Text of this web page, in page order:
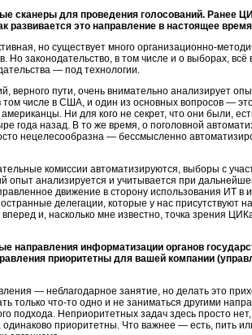
сканеры для проведения голосований. Ранее
развивается это направление в настоящее
но существует много организационно-
законодательство, в том числе и о выборах,
— под технологии.
пути, очень внимательно анализирует
том числе в США, и один из основных вопросов —
Ни для кого не секрет, что они были,
года назад. В то же время, о поголовной
нецелесообразна — бессмысленно
комиссии автоматизируются, выборы с
опыт анализируется и учитывается при
движение в сторону использования ИТ в
делегации, которые у нас присутствуют
и, насколько мне известно, точка зрения
направления информатизации органов
приоритетны для вашей компании
— неблагодарное занятие, но делать это
только что-то одно и не заниматься другими
Неприоритетных задач здесь просто нет,
одинаково приоритетны. Что важнее — есть, пить